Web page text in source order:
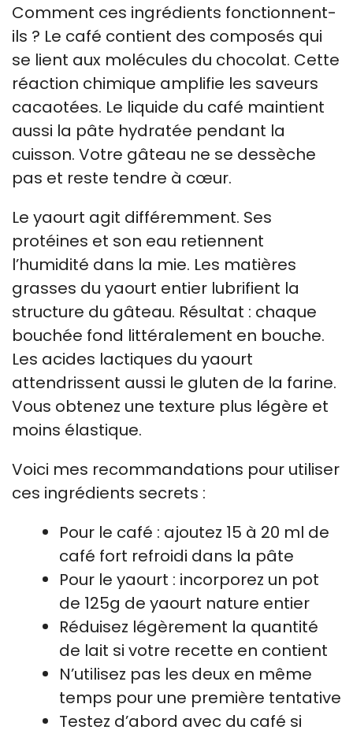
Comment ces ingrédients fonctionnent-
ils ? Le café contient des composés qui
se lient aux molécules du chocolat. Cette
réaction chimique amplifie les saveurs
cacaotées. Le liquide du café maintient
aussi la pâte hydratée pendant la
cuisson. Votre gâteau ne se dessèche
pas et reste tendre à cœur.
Le yaourt agit différemment. Ses
protéines et son eau retiennent
l’humidité dans la mie. Les matières
grasses du yaourt entier lubrifient la
structure du gâteau. Résultat : chaque
bouchée fond littéralement en bouche.
Les acides lactiques du yaourt
attendrissent aussi le gluten de la farine.
Vous obtenez une texture plus légère et
moins élastique.
Voici mes recommandations pour utiliser
ces ingrédients secrets :
Pour le café : ajoutez 15 à 20 ml de
café fort refroidi dans la pâte
Pour le yaourt : incorporez un pot
de 125g de yaourt nature entier
Réduisez légèrement la quantité
de lait si votre recette en contient
N’utilisez pas les deux en même
temps pour une première tentative
Testez d’abord avec du café si